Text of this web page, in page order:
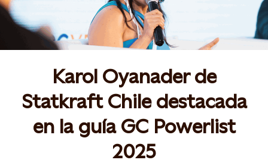
Karol Oyanader de
Statkraft Chile destacada
en la guía GC Powerlist
2025